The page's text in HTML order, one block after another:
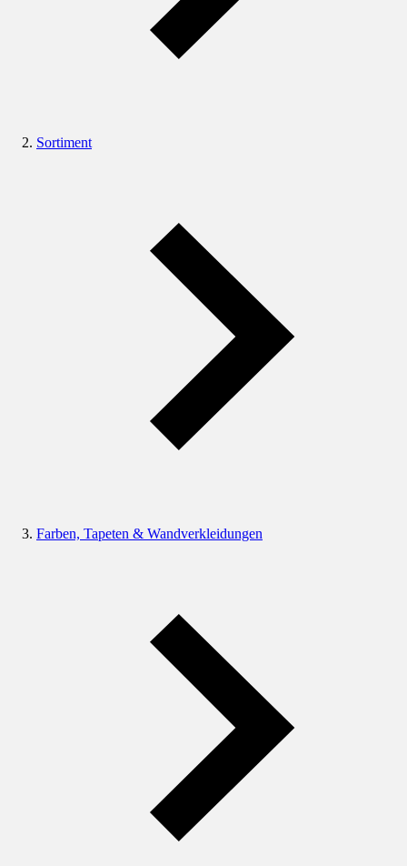
Sortiment
Farben, Tapeten & Wandverkleidungen